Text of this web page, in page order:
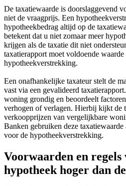
De taxatiewaarde is doorslaggevend
niet de vraagprijs. Een
hypotheekbedrag altijd op de
betekent dat u niet zomaar meer
krijgen als de taxatie dit niet
taxatierapport moet voldoende
hypotheekverstrekking.
Een onafhankelijke taxateur stelt de
vast via een gevalideerd
woning grondig en beoordeelt
verhogen of verlagen. Hierbij kijkt de
verkoopprijzen van vergelijkbare
Banken gebruiken deze
voor de hypotheekverstrekking.
Voorwaarden en regels
hypotheek hoger dan